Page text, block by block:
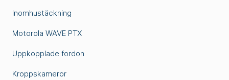
Inomhustäckning
Motorola WAVE PTX
Uppkopplade fordon
Kroppskameror